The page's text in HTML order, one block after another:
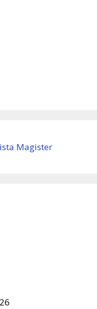
Magister